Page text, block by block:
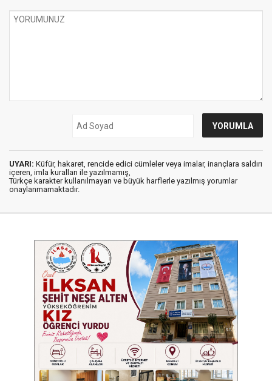
UYARI: Küfür, hakaret, rencide edici cümleler veya imalar, inançlara saldırı
içeren, imla kuralları ile yazılmamış,
Türkçe karakter kullanılmayan ve büyük harflerle yazılmış yorumlar
onaylanmamaktadır.